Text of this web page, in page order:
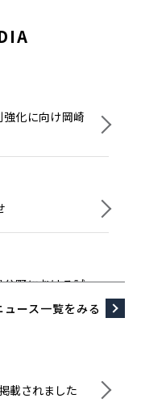
化に向け岡崎
野における試
ワークを活用
ど」をコロッ
ュース一覧をみる
載されました